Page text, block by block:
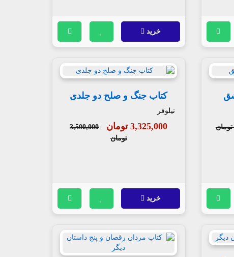
خرید
کتاب جنگ و صلح دو جلدی
نیلوفر
3,325,000 تومان
3,500,000
تومان
خرید